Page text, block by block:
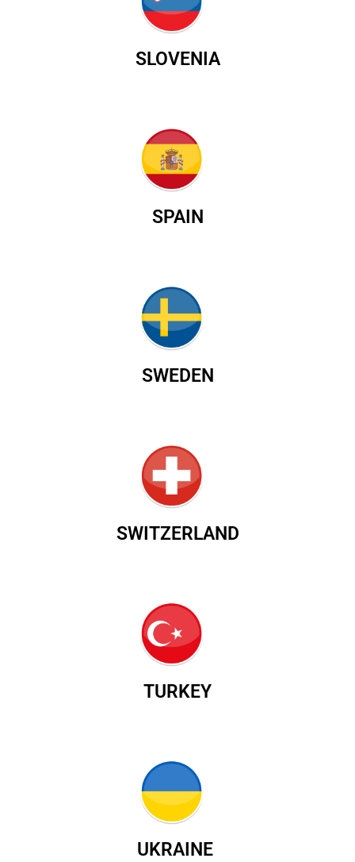
SLOVENIA
SPAIN
SWEDEN
SWITZERLAND
TURKEY
UKRAINE